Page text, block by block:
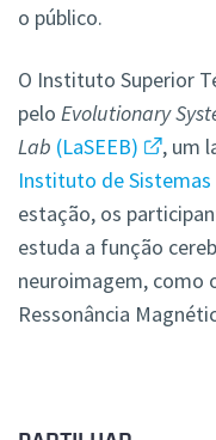
o público.
O Instituto Superior
pelo Evolutionary
Lab (LaSEEB)
, um
Instituto de Sistemas
estação, os
estuda a função
neuroimagem, como
Ressonância